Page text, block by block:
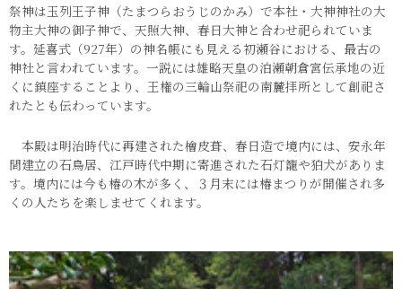
祭神は玉列王子神（たまつらおうじのかみ）で本社・大神神社の大
物主大神の御子神で、天照大神、春日大神と合わせ祀られていま
す。延喜式（927年）の神名帳にも見える初瀬谷における、最古の
神社と言われています。一説には雄略天皇の泊瀬朝倉宮伝承地の近
くに鎮座することより、王権の三輪山祭祀の南麓拝所として創祀さ
れたとも伝わっています。
本殿は明治時代に再建された檜皮葺、春日造で境内には、安永年
間建立の石鳥居、江戸時代中期に寄進された石灯籠や狛犬がありま
す。境内には今も椿の木が多く、３月末には椿まつりが開催され多
くの人たちを楽しませてくれます。